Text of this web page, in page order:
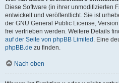
Diese Software (in ihrer unmodifizierten
entwickelt und veröffentlicht. Sie ist
der GNU General Public License,
frei vertrieben werden. Weitere Details
auf der Seite von phpBB Limited . Eine
phpBB.de zu finden.
Nach oben